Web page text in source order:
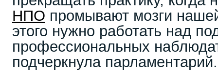
НПО промывают мозги
этого нужно работать над
профессиональных
подчеркнула парламентарий.